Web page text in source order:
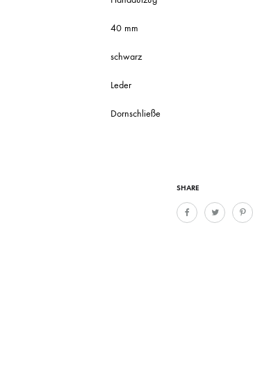
40 mm
schwarz
Leder
Dornschließe
SHARE